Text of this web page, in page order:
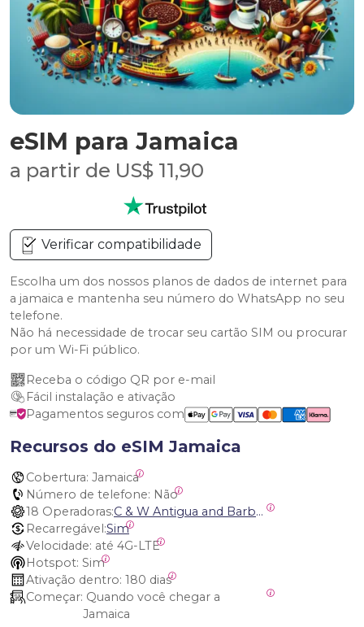
eSIM para Jamaica
a partir de US$ 11,90
Verificar compatibilidade
Escolha um dos nossos planos de dados de internet para
a jamaica e mantenha seu número do WhatsApp no seu
telefone.
Não há necessidade de trocar seu cartão SIM ou procurar
por um Wi-Fi público.
Receba o código QR por e-mail
Fácil instalação e ativação
Pagamentos seguros com
Recursos do eSIM Jamaica
Cobertura: Jamaica
Número de telefone: Não
18 Operadoras:
C & W Antigua and Barbuda, Cable and Wireless Anguilla, Cable & Wireless - LIME, Setel Netherlands Antilles, BTC Bahamas, C&W (Flow), Claro, Bouygues/DigiCel, Dauphin, Free, Cable & Wireless Jamaica, Cable & Wireless Saint Kitts and Nevis, Cable & Wireless Saint Lucia, Cable & Wireless Montserrat, Liberty, Telephone Company Puerto Rico , Cable & Wireless, C & W Saint Vincent and Grenadines
Recarregável:Sim
Velocidade: até 4G-LTE
Hotspot: Sim
Ativação dentro: 180 dias
Começar:
Jamaica